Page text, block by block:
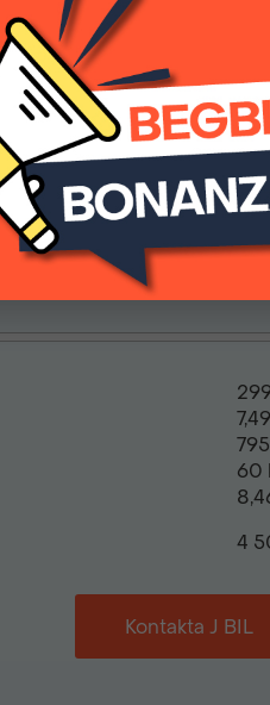
FINANSIERING
bil. Här kan du räkna ut
60
4
Kontakta J BIL